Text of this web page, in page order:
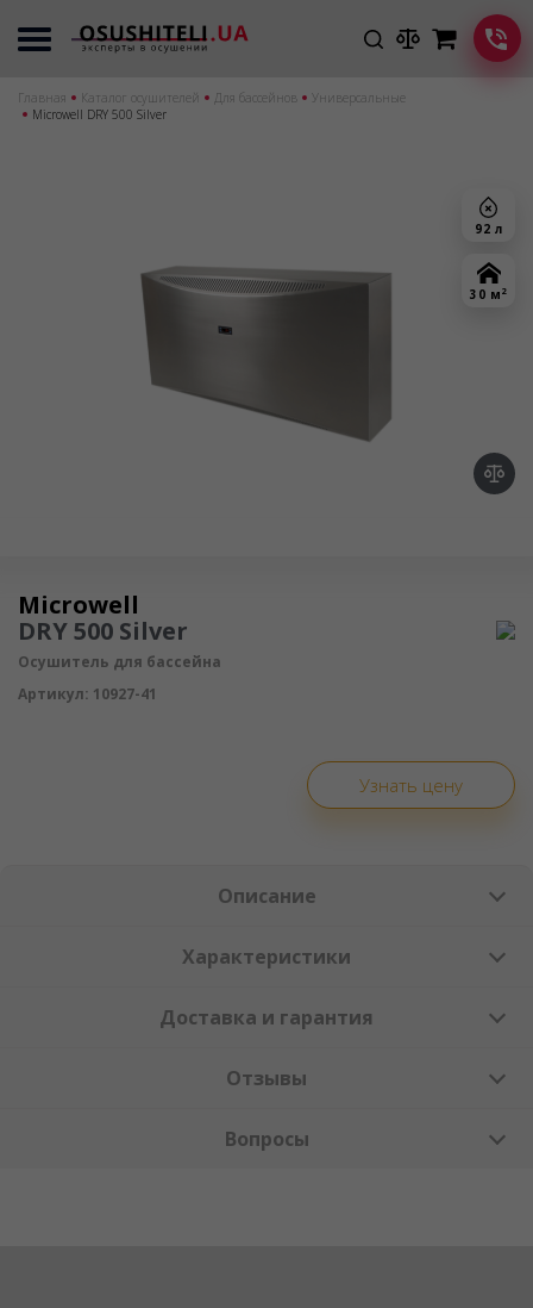
Главная Каталог осушителей Для бассейнов
Универсальные
Microwell DRY 500 Silver
92 л
30 м 2
Осушитель воздуха
Microwell
DRY 500 Silver
Осушитель для бассейна
Артикул: 10927-41
Узнать цену
Описание
Характеристики
Доставка и гарантия
Отзывы
Вопросы